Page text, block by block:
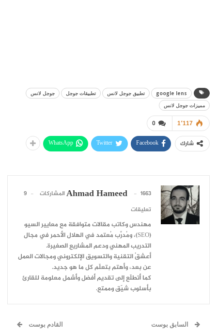
google lens تطبيق جوجل لانس تطبيقات جوجل
جوجل لانس
مميزات جوجل لانس
0 1٬117
شارك Facebook
Twitter
WhatsApp
Ahmad Hameed 1663 المشاركات
9
تعليقات
مهندس وكاتب مقالات متوافقة مع معايير السيو
(SEO)، ومُدرِّب مُعتمد في الهلال الأحمر في مجال
التدريب المهني ودعم المشاريع الصغيرة.
أعشقُ التقنية والتسويق الإلكتروني ومجالات العمل
عن بعد، وأهتم بتعلّم كل ما هو جديد.
كما أتطلّع إلى تقديم أفضل وأشمل معلومة للقارئ
بأسلوب شيّق وممتع.
السابق بوست القادم بوست